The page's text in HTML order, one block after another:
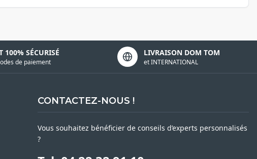
100% SÉCURISÉ
de paiement
LIVRAISON DOM TOM
et INTERNATIONAL
CONTACTEZ-NOUS !
Vous souhaitez bénéficier de conseils d’experts personnalisés
?